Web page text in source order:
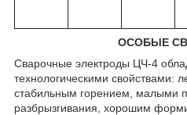
ОСОБЫЕ
Сварочные электроды ЦЧ-4
технологическими свойствами:
стабильным горением, малыми
разбрызгивания, хорошим